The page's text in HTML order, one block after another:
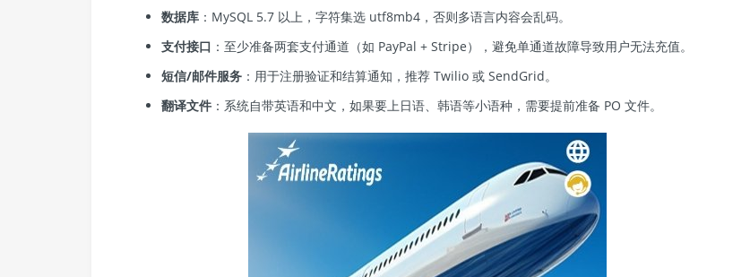
数据库 ：MySQL 5.7 以上，字符集选 utf8mb4，否则多语言内容会乱码。
支付接口 ：至少准备两套支付通道（如 PayPal + Stripe），避免单通道故障导致用户无法充值。
短信/邮件服务 ：用于注册验证和结算通知，推荐 Twilio 或 SendGrid。
翻译文件 ：系统自带英语和中文，如果要上日语、韩语等小语种，需要提前准备 PO 文件。